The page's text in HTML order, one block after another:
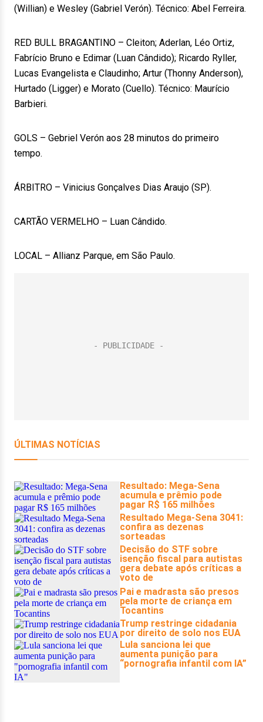
(Willian) e Wesley (Gabriel Verón). Técnico: Abel Ferreira.
RED BULL BRAGANTINO – Cleiton; Aderlan, Léo Ortiz,
Fabrício Bruno e Edimar (Luan Cândido); Ricardo Ryller,
Lucas Evangelista e Claudinho; Artur (Thonny Anderson),
Hurtado (Ligger) e Morato (Cuello). Técnico: Maurício
Barbieri.
GOLS – Gebriel Verón aos 28 minutos do primeiro
tempo.
ÁRBITRO – Vinicius Gonçalves Dias Araujo (SP).
CARTÃO VERMELHO – Luan Cândido.
LOCAL – Allianz Parque, em São Paulo.